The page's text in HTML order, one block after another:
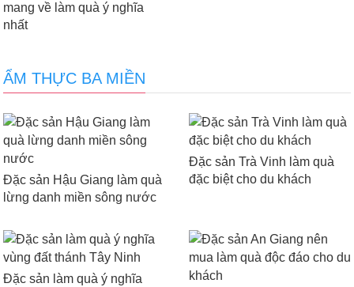
mang về làm quà ý nghĩa
nhất
ẨM THỰC BA MIỀN
Đặc sản Hậu Giang làm quà
lừng danh miền sông nước
Đặc sản Trà Vinh làm quà
đặc biệt cho du khách
Đặc sản làm quà ý nghĩa